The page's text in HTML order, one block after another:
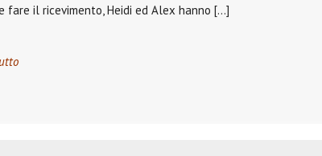
fare il ricevimento, Heidi ed Alex hanno […]